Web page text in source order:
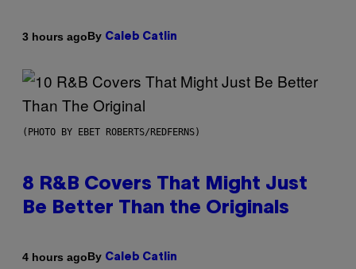
3 hours agoBy Caleb Catlin
(PHOTO BY EBET ROBERTS/REDFERNS)
8 R&B Covers That Might Just
Be Better Than the Originals
4 hours agoBy Caleb Catlin